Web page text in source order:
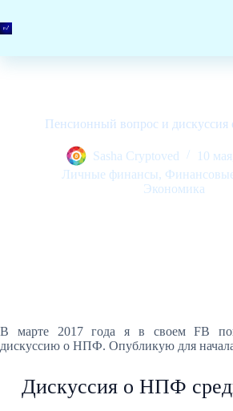
к
сути
Пенсионный вопрос и
Sasha Cryptoved
10
Личные финансы,
Экономика
В марте 2017 года я в своем FB
дискуссию о НПФ. Опубликую для
Дискуссия о НПФ